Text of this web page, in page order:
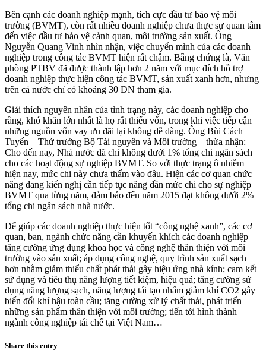
Bên cạnh các doanh nghiệp mạnh, tích cực đầu tư bảo vệ môi
trường (BVMT), còn rất nhiều doanh nghiệp chưa thực sự quan tâm
đến việc đầu tư bảo vệ cảnh quan, môi trường sản xuất. Ông
Nguyễn Quang Vinh nhìn nhận, việc chuyển mình của các doanh
nghiệp trong công tác BVMT hiện rất chậm. Bằng chứng là, Văn
phòng PTBV đã được thành lập hơn 2 năm với mục đích hỗ trợ
doanh nghiệp thực hiện công tác BVMT, sản xuất xanh hơn, nhưng
trên cả nước chỉ có khoảng 30 DN tham gia.
Giải thích nguyên nhân của tình trạng này, các doanh nghiệp cho
rằng, khó khăn lớn nhất là họ rất thiếu vốn, trong khi việc tiếp cận
những nguồn vốn vay ưu đãi lại không dễ dàng. Ông Bùi Cách
Tuyến – Thứ trưởng Bộ Tài nguyên và Môi trường – thừa nhận:
Cho đến nay, Nhà nước đã chi không dưới 1% tổng chi ngân sách
cho các hoạt động sự nghiệp BVMT. So với thực trạng ô nhiễm
hiện nay, mức chi này chưa thấm vào đâu. Hiện các cơ quan chức
năng đang kiến nghị cần tiếp tục nâng dần mức chi cho sự nghiệp
BVMT qua từng năm, đảm bảo đến năm 2015 đạt không dưới 2%
tổng chi ngân sách nhà nước.
Để giúp các doanh nghiệp thực hiện tốt “công nghệ xanh”, các cơ
quan, ban, ngành chức năng cần khuyến khích các doanh nghiệp
tăng cường ứng dụng khoa học và công nghệ thân thiện với môi
trường vào sản xuất; áp dụng công nghệ, quy trình sản xuất sạch
hơn nhằm giảm thiểu chất phát thải gây hiệu ứng nhà kính; cam kết
sử dụng và tiêu thụ năng lượng tiết kiệm, hiệu quả; tăng cường sử
dụng năng lượng sạch, năng lượng tái tạo nhằm giảm khí CO2 gây
biến đổi khí hậu toàn cầu; tăng cường xử lý chất thải, phát triển
những sản phẩm thân thiện với môi trường; tiến tới hình thành
ngành công nghiệp tái chế tại Việt Nam…
Share this entry